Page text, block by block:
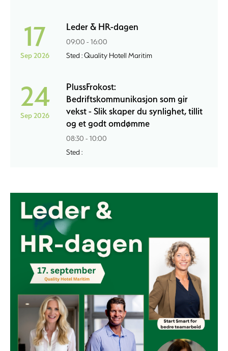
17
Sep 2026
Leder & HR-dagen
09:00 - 16:00
Sted : Quality Hotell Maritim
24
Sep 2026
PlussFrokost:
Bedriftskommunikasjon som gir
vekst - Slik skaper du synlighet, tillit
og et godt omdømme
08:30 - 10:00
Sted :